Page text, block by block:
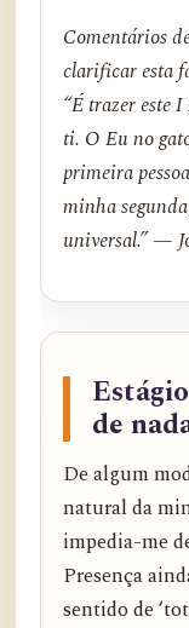
Comentários
clarificar esta
“É trazer este
ti. O Eu no
primeira
minha
universal.” —
de
De algum
natural da
impedia-me
Presença
sentido de